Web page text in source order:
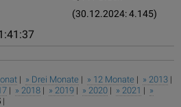
(30.12.2024: 4.145)
| » Drei Monate | » 12 Monate | » 2013 |
| » 2018 | » 2019 | » 2020 | » 2021 | »
|